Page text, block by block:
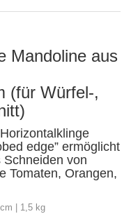
Mandoline aus
(für Würfel-,
edge” ermöglicht
von
Tomaten, Orangen,
| 1,5 kg